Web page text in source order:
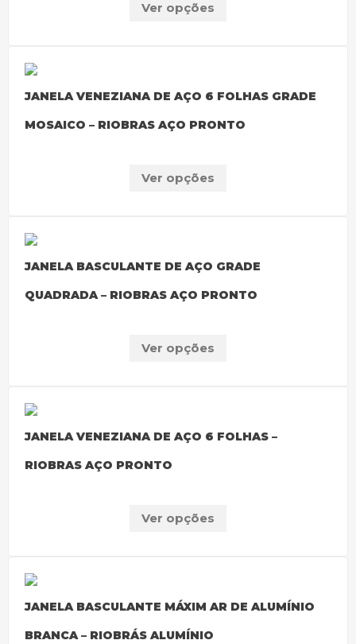
Ver opções
JANELA VENEZIANA DE AÇO 6 FOLHAS GRADE
MOSAICO – RIOBRAS AÇO PRONTO
Ver opções
JANELA BASCULANTE DE AÇO GRADE
QUADRADA – RIOBRAS AÇO PRONTO
Ver opções
JANELA VENEZIANA DE AÇO 6 FOLHAS –
RIOBRAS AÇO PRONTO
Ver opções
JANELA BASCULANTE MÁXIM AR DE ALUMÍNIO
BRANCA – RIOBRÁS ALUMÍNIO